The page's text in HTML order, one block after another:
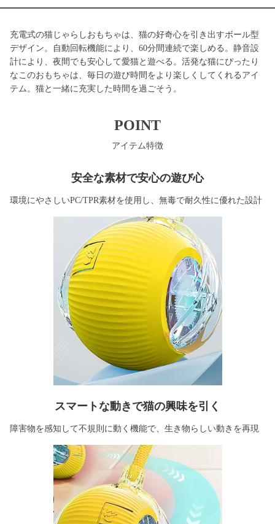
充電式の猫じゃらしおもちゃは、猫の好奇心を引き出すボール型
デザイン。自動回転機能により、60分間連続で楽しめる。静音設
計により、夜間でも安心して愛猫と遊べる。活発な猫にぴったり
なこのおもちゃは、毎日の遊び時間をより楽しくしてくれるアイ
テム。猫と一緒に充実した時間を過ごそう。
POINT
アイテム特徴
安全な素材で安心の遊び心
環境にやさしいPC/TPR素材を使用し、無毒で耐久性に優れた設計
スマートな動きで猫の興味を引く
障害物を感知して不規則に動く機能で、生き物らしい動きを再現